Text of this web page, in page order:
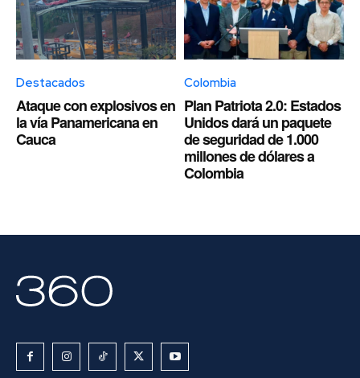
Destacados
Ataque con explosivos en
la vía Panamericana en
Cauca
Colombia
Plan Patriota 2.0: Estados
Unidos dará un paquete
de seguridad de 1.000
millones de dólares a
Colombia